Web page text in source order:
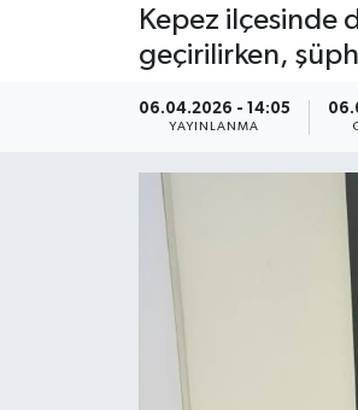
Kepez ilçesinde
geçirilirken,
06.04.2026 - 14:05
YAYINLANMA
Ekonomi
Haber Kuşakları
Kültür Sanat
Tüm Manşetler